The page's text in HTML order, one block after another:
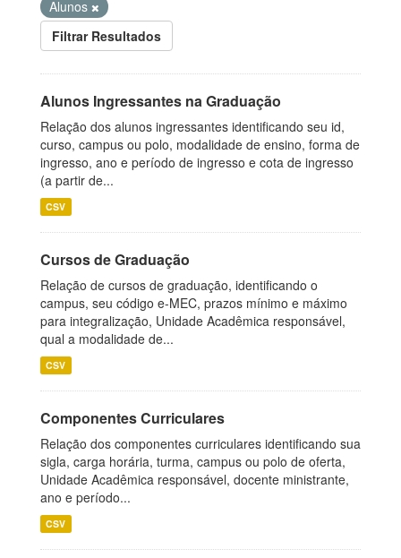
Alunos
Filtrar Resultados
Alunos Ingressantes na Graduação
Relação dos alunos ingressantes identificando seu id,
curso, campus ou polo, modalidade de ensino, forma de
ingresso, ano e período de ingresso e cota de ingresso
(a partir de...
CSV
Cursos de Graduação
Relação de cursos de graduação, identificando o
campus, seu código e-MEC, prazos mínimo e máximo
para integralização, Unidade Acadêmica responsável,
qual a modalidade de...
CSV
Componentes Curriculares
Relação dos componentes curriculares identificando sua
sigla, carga horária, turma, campus ou polo de oferta,
Unidade Acadêmica responsável, docente ministrante,
ano e período...
CSV